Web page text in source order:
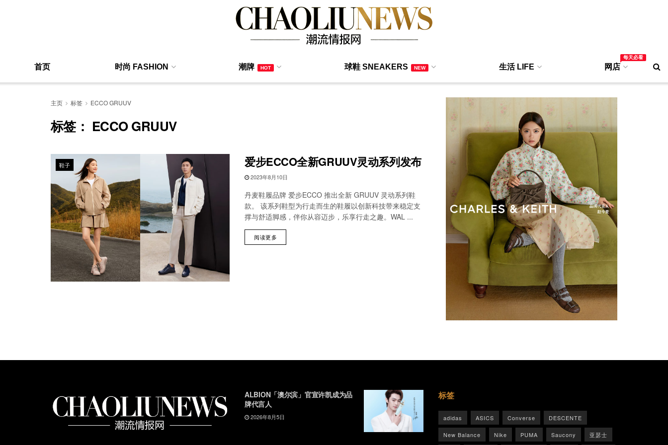
首页 时尚 FASHION 潮牌 HOT 球鞋 SNEAKERS NEW 生活 LIFE 网店
每天必看
主页 标签 ECCO GRUUV
标签： ECCO GRUUV
鞋子 爱步ECCO全新GRUUV灵动系列发布
2023年8月10日
丹麦鞋履品牌 爱步ECCO 推出全新 GRUUV 灵动系列鞋
款。 该系列鞋型为行走而生的鞋履以创新科技带来稳定支
撑与舒适脚感，伴你从容迈步，乐享行走之趣。WAL ...
阅读更多
ALBION「澳尔滨」官宣许凯成为品
牌代言人
2026年8月5日
标签
adidas ASICS Converse DESCENTE
New Balance Nike PUMA Saucony 亚瑟士